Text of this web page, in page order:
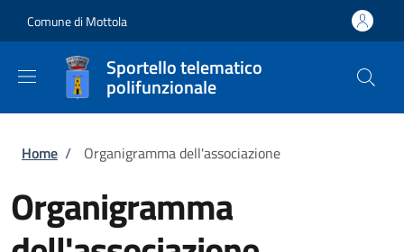
Comune di Mottola
Sportello telematico
polifunzionale
Briciole di pane
Home / Organigramma dell'associazione
Organigramma